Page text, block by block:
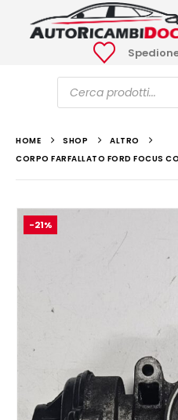
Ricerca
prodotti
HOME SHOP
ALTRO
CORPO FARFALLATO FORD FOCUS
-21%